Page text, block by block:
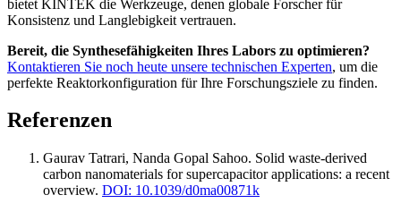
bietet KINTEK die Werkzeuge, denen globale Forscher für
Konsistenz und Langlebigkeit vertrauen.
Bereit, die Synthesefähigkeiten Ihres Labors zu optimieren?
Kontaktieren Sie noch heute unsere technischen Experten, um die
perfekte Reaktorkonfiguration für Ihre Forschungsziele zu finden.
Referenzen
Gaurav Tatrari, Nanda Gopal Sahoo. Solid waste-derived
carbon nanomaterials for supercapacitor applications: a recent
overview. DOI: 10.1039/d0ma00871k